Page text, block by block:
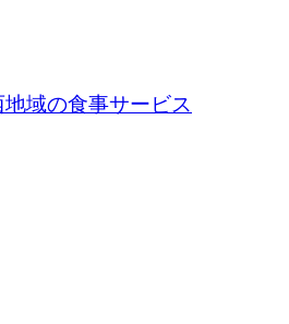
地域の食事サービス